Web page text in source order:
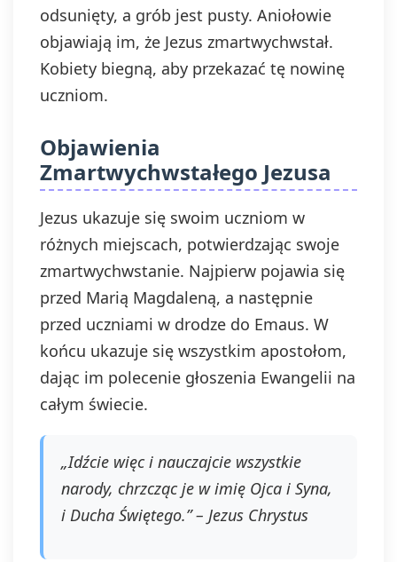
odsunięty, a grób jest pusty. Aniołowie
objawiają im, że Jezus zmartwychwstał.
Kobiety biegną, aby przekazać tę nowinę
uczniom.
Objawienia
Zmartwychwstałego Jezusa
Jezus ukazuje się swoim uczniom w
różnych miejscach, potwierdzając swoje
zmartwychwstanie. Najpierw pojawia się
przed Marią Magdaleną, a następnie
przed uczniami w drodze do Emaus. W
końcu ukazuje się wszystkim apostołom,
dając im polecenie głoszenia Ewangelii na
całym świecie.
„Idźcie więc i nauczajcie wszystkie
narody, chrzcząc je w imię Ojca i Syna,
i Ducha Świętego.” – Jezus Chrystus